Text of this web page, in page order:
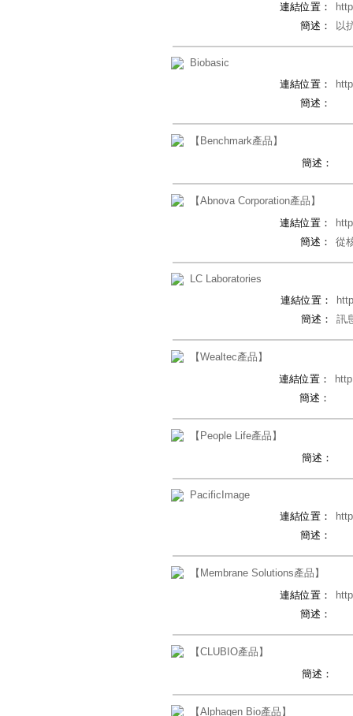
連結位置：
簡述：
以
Biobasic
連結位置：
簡述：
【Benchmark產品】
簡述：
【Abnova Corporation產品】
連結位置：
簡述：
從
LC Laboratories
連結位置：
簡述：
訊
【Wealtec產品】
連結位置：
簡述：
【People Life產品】
簡述：
PacificImage
連結位置：
簡述：
【Membrane Solutions產品】
連結位置：
簡述：
【CLUBIO產品】
簡述：
【Alphagen Bio產品】